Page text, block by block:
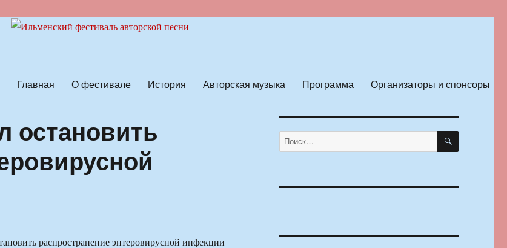
Главная О фестивале История Авторская музыка Программа Организаторы и спонсоры
остановить
Искать: ПОИСК